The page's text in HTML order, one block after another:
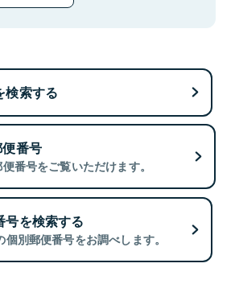
検索する
番号
番号をご覧いただけます。
号を検索する
別郵便番号をお調べします。